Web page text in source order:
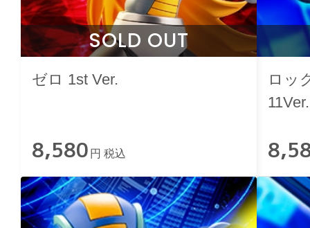
SOLD OUT
ゼロ 1st Ver.
8,580 円 税込
ロッ